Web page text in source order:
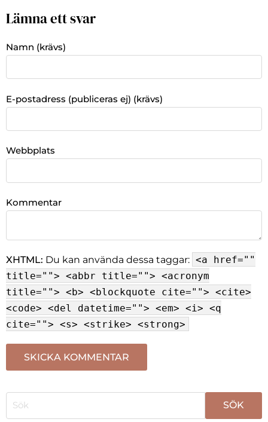
Lämna ett svar
Namn (krävs)
E-postadress (publiceras ej) (krävs)
Webbplats
Kommentar
XHTML: Du kan använda dessa taggar: <a href=""
title=""> <abbr title=""> <acronym
title=""> <b> <blockquote cite=""> <cite>
<code> <del datetime=""> <em> <i> <q
cite=""> <s> <strike> <strong>